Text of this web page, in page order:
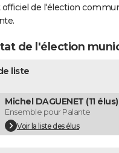
officiel de l'élection
de l'élection
liste
Michel DAGUENET (11 élus)
Ensemble pour Palante
Voir la liste des élus